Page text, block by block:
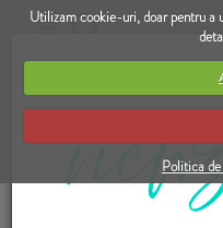
Utilizam cookie-uri, doar pentru a
Politica